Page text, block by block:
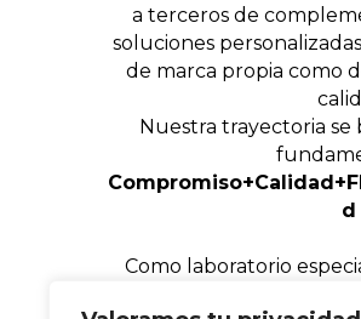
a terceros de
soluciones
de marca propia como
Nuestra trayectoria se
d
Como laboratorio
terceros, ofrecemos un